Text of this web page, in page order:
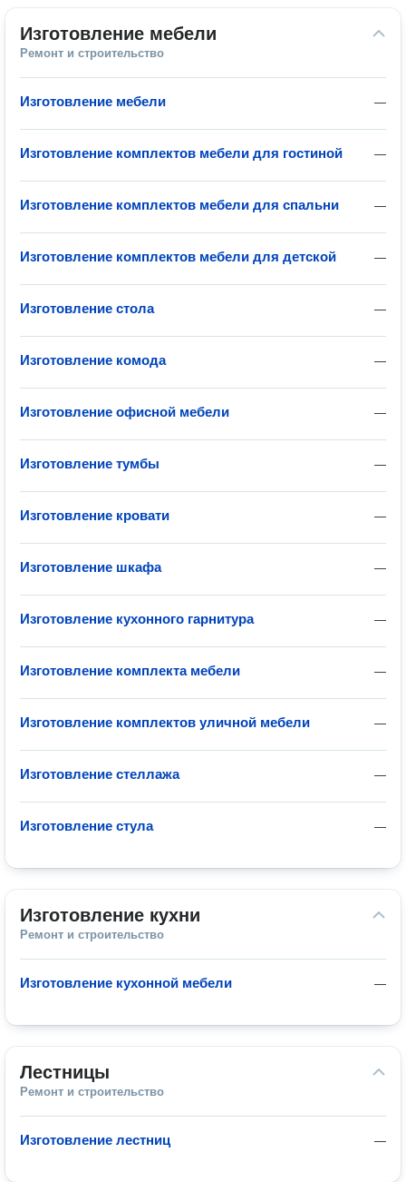
Изготовление мебели
Ремонт и строительство
—
Изготовление мебели
—
Изготовление комплектов мебели для гостиной
—
Изготовление комплектов мебели для спальни
—
Изготовление комплектов мебели для детской
—
Изготовление стола
—
Изготовление комода
—
Изготовление офисной мебели
—
Изготовление тумбы
—
Изготовление кровати
—
Изготовление шкафа
—
Изготовление кухонного гарнитура
—
Изготовление комплекта мебели
—
Изготовление комплектов уличной мебели
—
Изготовление стеллажа
—
Изготовление стула
Изготовление кухни
Ремонт и строительство
—
Изготовление кухонной мебели
Лестницы
Ремонт и строительство
—
Изготовление лестниц